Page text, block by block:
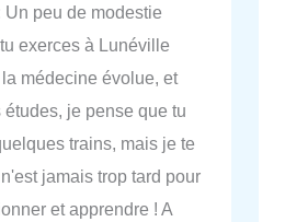
Un peu de modestie
exerces à Lunéville
médecine évolue, et
études, je pense que tu
trains, mais je te
jamais trop tard pour
et apprendre ! A